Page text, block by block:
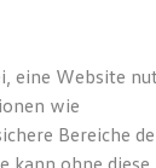
eine Website
wie
Bereiche
kann ohne diese